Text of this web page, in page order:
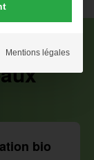
bio
Mentions légales